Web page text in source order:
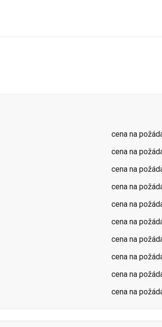
cena na
cena na
cena na
cena na
cena na
cena na
cena na
cena na
cena na
cena na